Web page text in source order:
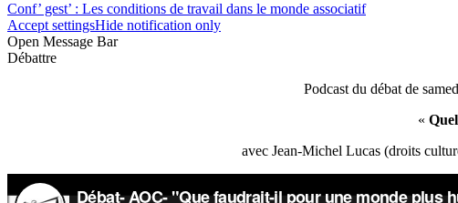
Conf’ gest’ : Les conditions de travail dans le monde associatif
Accept settingsHide notification only
Open Message Bar
Débattre
Podcast du débat de
«
avec Jean-Michel Lucas (droits